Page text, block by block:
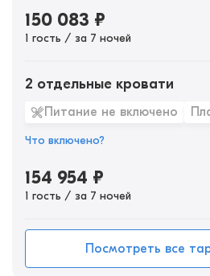
150 083 ₽
1 гость / за 7 ночей
2 отдельные кровати
Питание не включено
Что включено?
154 954 ₽
1 гость / за 7 ночей
Посмотреть все